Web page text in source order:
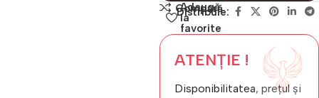
Compară
Adaugă
la
favorite
Distribuie:
ATENȚIE !
Disponibilitatea, prețul și